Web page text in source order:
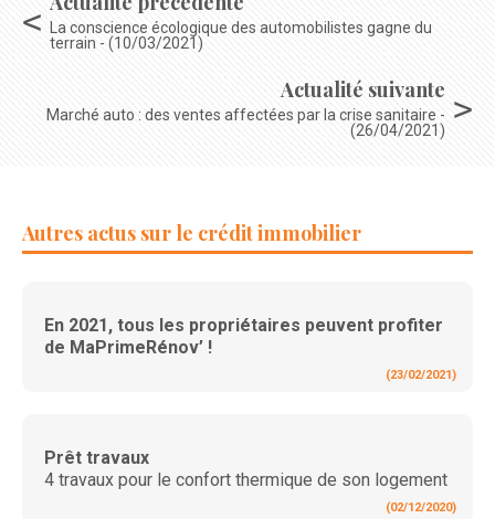
La conscience écologique des automobilistes gagne du
terrain - (10/03/2021)
Actualité suivante
Marché auto : des ventes affectées par la crise sanitaire -
(26/04/2021)
Autres actus sur le crédit immobilier
En 2021, tous les propriétaires peuvent profiter
de MaPrimeRénov’ !
(23/02/2021)
Prêt travaux
4 travaux pour le confort thermique de son logement
(02/12/2020)